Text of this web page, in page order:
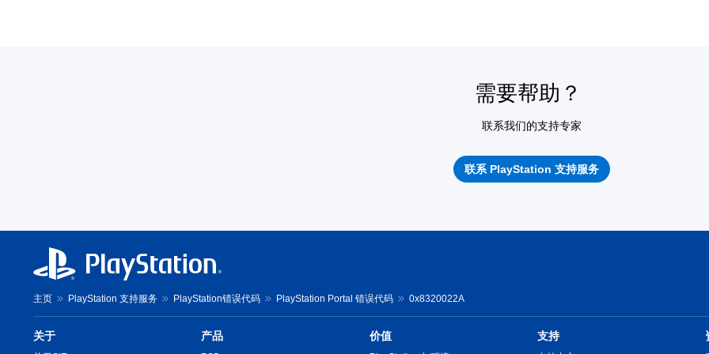
需要帮助？
联系我们的支持专家
联系 PlayStation 支持服务
主页 PlayStation 支持服务 PlayStation错误代码 PlayStation Portal 错误代码 0x8320022A
关于 产品 价值 支持